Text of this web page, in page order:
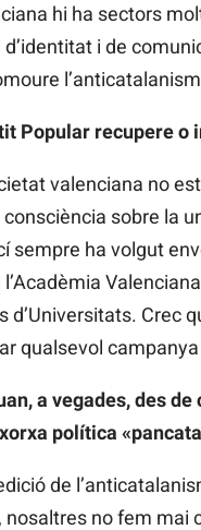
hi ha sectors
i de
Popular recupere o
valenciana no
sobre la
sempre ha volgut
l’Acadèmia
d’Universitats.
qualsevol
a vegades, des
política
de
nosaltres no fem mai